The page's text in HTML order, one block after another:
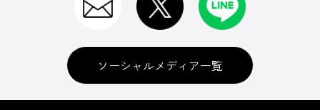
ソーシャルメディア一覧